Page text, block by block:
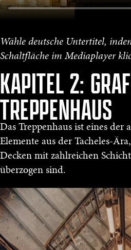
Wähle deutsche Untertitel,
Schaltfläche im Mediaplayer
KAPITEL 2:
TREPPENHAUS
Das Treppenhaus ist eines der
Elemente aus der Tacheles-
Decken mit zahlreichen
überzogen sind.